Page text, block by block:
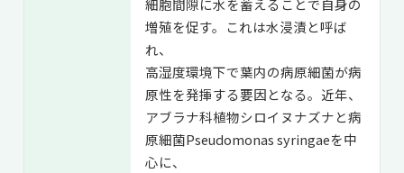
細胞間隙に水を蓄えることで自身の
増殖を促す。これは水浸漬と呼ば
れ、
高湿度環境下で葉内の病原細菌が病
原性を発揮する要因となる。近年、
アブラナ科植物シロイヌナズナと病
原細菌Pseudomonas syringaeを中
心に、